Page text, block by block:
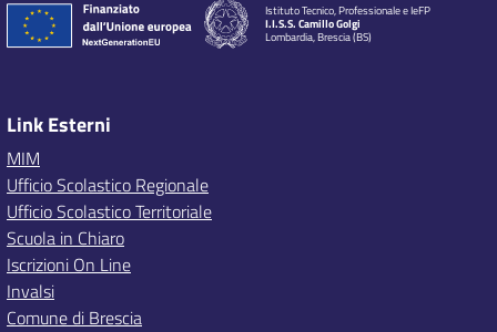
Istituto Tecnico, Professionale e IeFP
I.I.S.S. Camillo Golgi
Lombardia, Brescia (BS)
Link Esterni
MIM
Ufficio Scolastico Regionale
Ufficio Scolastico Territoriale
Scuola in Chiaro
Iscrizioni On Line
Invalsi
Comune di Brescia